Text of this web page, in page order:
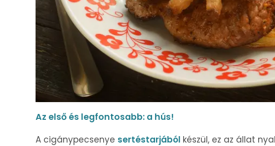
Az első és legfontosabb: a hús!
A cigánypecsenye sertéstarjából készül, ez az állat